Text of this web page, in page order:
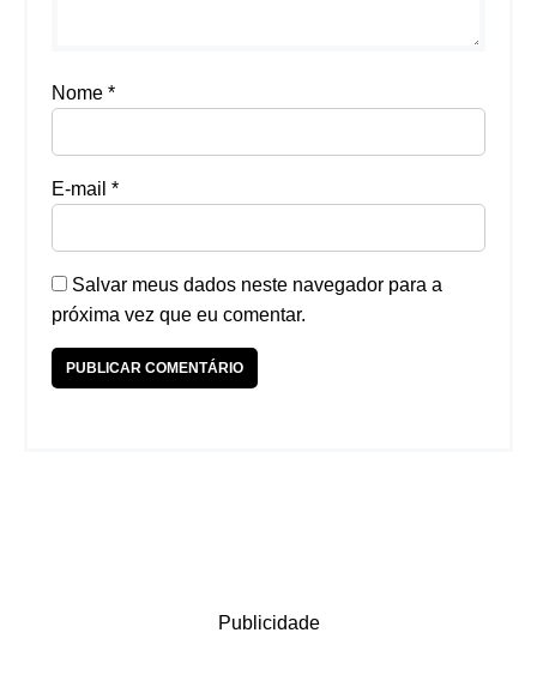
Nome *
E-mail *
Salvar meus dados neste navegador para a
próxima vez que eu comentar.
Publicidade